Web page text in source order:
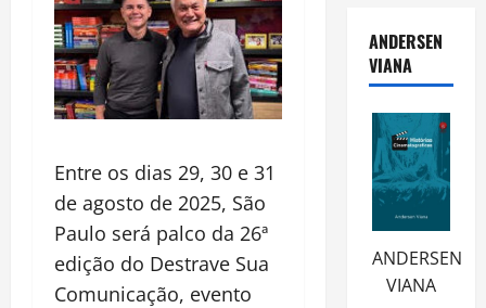
Entre os dias 29, 30 e 31
de agosto de 2025, São
Paulo será palco da 26ª
edição do Destrave Sua
Comunicação, evento
ANDERSEN
VIANA
ANDERSEN
VIANA